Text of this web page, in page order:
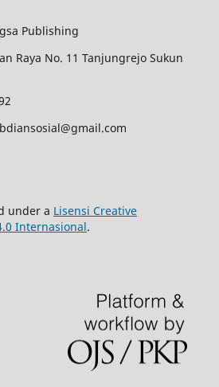
Publishing
Raya No. 11 Tanjungrejo Sukun
under a Lisensi Creative
Internasional.